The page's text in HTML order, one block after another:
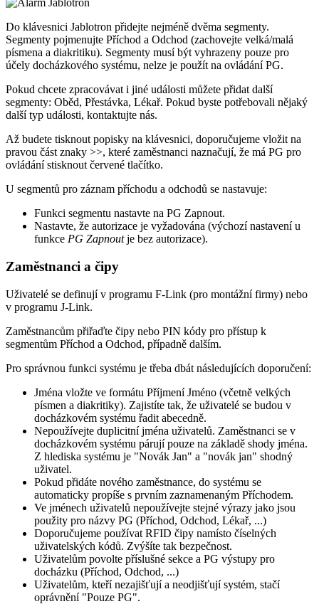
Do klávesnici Jablotron přidejte nejméně dvěma segmenty.
Segmenty pojmenujte Příchod a Odchod (zachovejte velká/malá
písmena a diakritiku). Segmenty musí být vyhrazeny pouze pro
účely docházkového systému, nelze je použít na ovládání PG.
Pokud chcete zpracovávat i jiné události můžete přidat další
segmenty: Oběd, Přestávka, Lékař. Pokud byste potřebovali nějaký
další typ události, kontaktujte nás.
Až budete tisknout popisky na klávesnici, doporučujeme vložit na
pravou část znaky >>, které zaměstnanci naznačují, že má PG pro
ovládání stisknout červené tlačítko.
U segmentů pro záznam příchodu a odchodů se nastavuje:
Funkci segmentu nastavte na PG Zapnout.
Nastavte, že autorizace je vyžadována (výchozí nastavení u
funkce PG Zapnoutje bez autorizace).
Zaměstnanci a čipy
Uživatelé se definují v programu F-Link (pro montážní firmy) nebo
v programu J-Link.
Zaměstnancům přiřaďte čipy nebo PIN kódy pro přístup k
segmentům Příchod a Odchod, případně dalším.
Pro správnou funkci systému je třeba dbát následujících doporučení:
Jména vložte ve formátu Příjmení Jméno (včetně velkých
písmen a diakritiky). Zajistíte tak, že uživatelé se budou v
docházkovém systému řadit abecedně.
Nepoužívejte duplicitní jména uživatelů. Zaměstnanci se v
docházkovém systému párují pouze na základě shody jména.
Z hlediska systému je "Novák Jan" a "novák jan" shodný
uživatel.
Pokud přidáte nového zaměstnance, do systému se
automaticky propíše s prvním zaznamenaným Příchodem.
Ve jménech uživatelů nepoužívejte stejné výrazy jako jsou
použity pro názvy PG (Příchod, Odchod, Lékař, ...)
Doporučujeme používat RFID čipy namísto číselných
uživatelských kódů. Zvýšíte tak bezpečnost.
Uživatelům povolte příslušné sekce a PG výstupy pro
docházku (Příchod, Odchod, ...)
Uživatelům, kteří nezajišťují a neodjišťují systém, stačí
oprávnění "Pouze PG".